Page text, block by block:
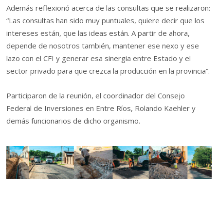
Además reflexionó acerca de las consultas que se realizaron:
“Las consultas han sido muy puntuales, quiere decir que los
intereses están, que las ideas están. A partir de ahora,
depende de nosotros también, mantener ese nexo y ese
lazo con el CFI y generar esa sinergia entre Estado y el
sector privado para que crezca la producción en la provincia”.
Participaron de la reunión, el coordinador del Consejo
Federal de Inversiones en Entre Ríos, Rolando Kaehler y
demás funcionarios de dicho organismo.